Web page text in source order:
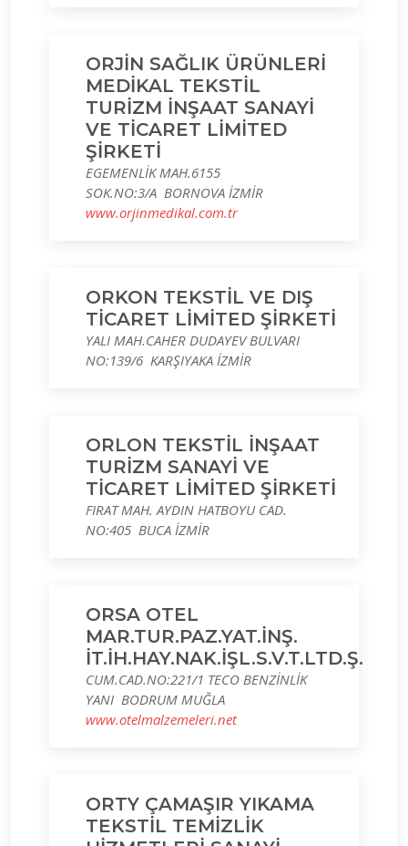
ORJİN SAĞLIK ÜRÜNLERİ
MEDİKAL TEKSTİL
TURİZM İNŞAAT SANAYİ
VE TİCARET LİMİTED
ŞİRKETİ
EGEMENLİK MAH.6155
SOK.NO:3/A BORNOVA İZMİR
www.orjinmedikal.com.tr
ORKON TEKSTİL VE DIŞ
TİCARET LİMİTED ŞİRKETİ
YALI MAH.CAHER DUDAYEV BULVARI
NO:139/6 KARŞIYAKA İZMİR
ORLON TEKSTİL İNŞAAT
TURİZM SANAYİ VE
TİCARET LİMİTED ŞİRKETİ
FIRAT MAH. AYDIN HATBOYU CAD.
NO:405 BUCA İZMİR
ORSA OTEL
MAR.TUR.PAZ.YAT.İNŞ.
İT.İH.HAY.NAK.İŞL.S.V.T.LTD.Ş.
CUM.CAD.NO:221/1 TECO BENZİNLİK
YANI BODRUM MUĞLA
www.otelmalzemeleri.net
ORTY ÇAMAŞIR YIKAMA
TEKSTİL TEMİZLİK